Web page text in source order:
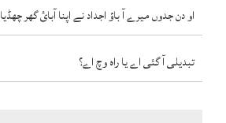
او دن جدوں میرے آ باؤ اجداد نے اپنا آبائ گھر چھڈیا
تبدیلی آ گئی اے یا راہ وچ اے؟